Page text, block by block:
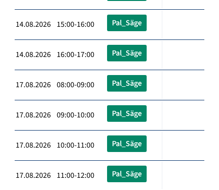
14.08.2026 15:00-16:00 Pal_Säge
14.08.2026 16:00-17:00 Pal_Säge
17.08.2026 08:00-09:00 Pal_Säge
17.08.2026 09:00-10:00 Pal_Säge
17.08.2026 10:00-11:00 Pal_Säge
17.08.2026 11:00-12:00 Pal_Säge